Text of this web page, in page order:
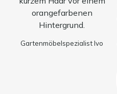
Gartenmöbelspezialist Ivo